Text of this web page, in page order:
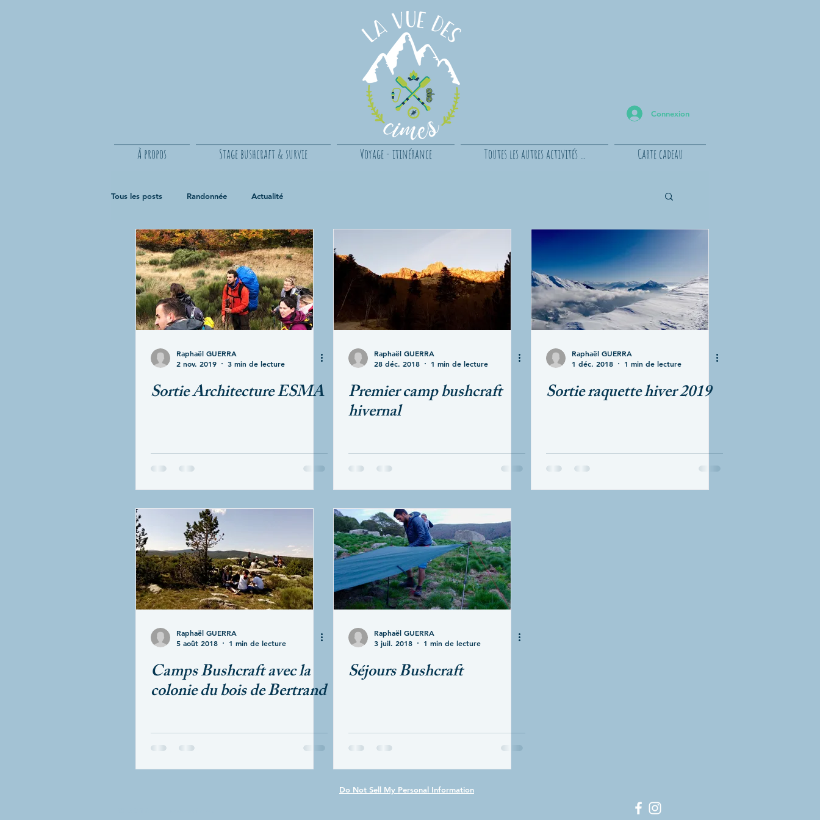
Connexion
À propos Stage bushcraft & survie Voyage - itinérance Toutes les autres activités ... Carte cadeau
Tous les posts Randonnée Actualité
Raphaël GUERRA
2 nov. 2019
3 min de lecture
Sortie Architecture ESMA
Raphaël GUERRA
28 déc. 2018
1 min de lecture
Premier camp bushcraft
hivernal
Raphaël GUERRA
1 déc. 2018
1 min de lecture
Sortie raquette hiver 2019
Raphaël GUERRA
5 août 2018
1 min de lecture
Camps Bushcraft avec la
colonie du bois de Bertrand
Raphaël GUERRA
3 juil. 2018
1 min de lecture
Séjours Bushcraft
Do Not Sell My Personal Information